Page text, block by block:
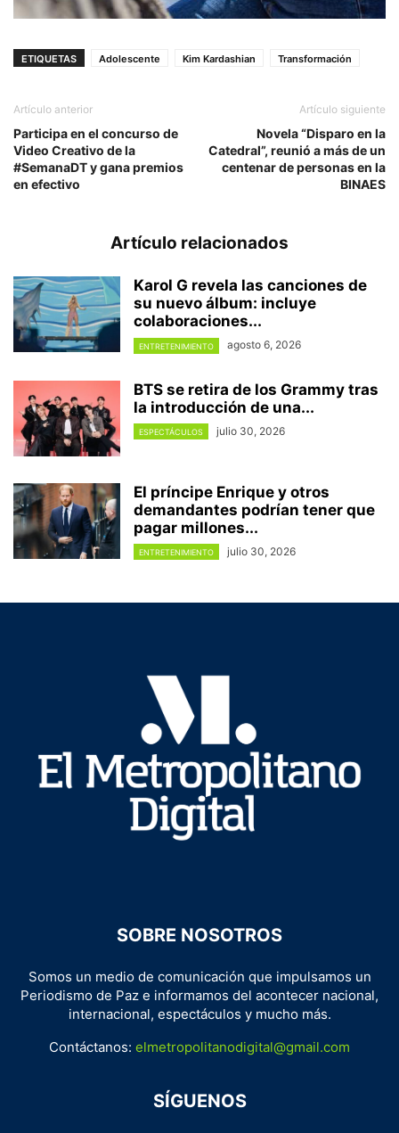
ETIQUETAS Adolescente Kim Kardashian Transformación
Artículo anterior
Participa en el concurso de
Video Creativo de la
#SemanaDT y gana premios
en efectivo
Artículo siguiente
Novela “Disparo en la
Catedral”, reunió a más de un
centenar de personas en la
BINAES
Artículo relacionados
Karol G revela las canciones de
su nuevo álbum: incluye
colaboraciones...
ENTRETENIMIENTO agosto 6, 2026
BTS se retira de los Grammy tras
la introducción de una...
ESPECTÁCULOS julio 30, 2026
El príncipe Enrique y otros
demandantes podrían tener que
pagar millones...
ENTRETENIMIENTO julio 30, 2026
SOBRE NOSOTROS
Somos un medio de comunicación que impulsamos un
Periodismo de Paz e informamos del acontecer nacional,
internacional, espectáculos y mucho más.
Contáctanos: elmetropolitanodigital@gmail.com
SÍGUENOS